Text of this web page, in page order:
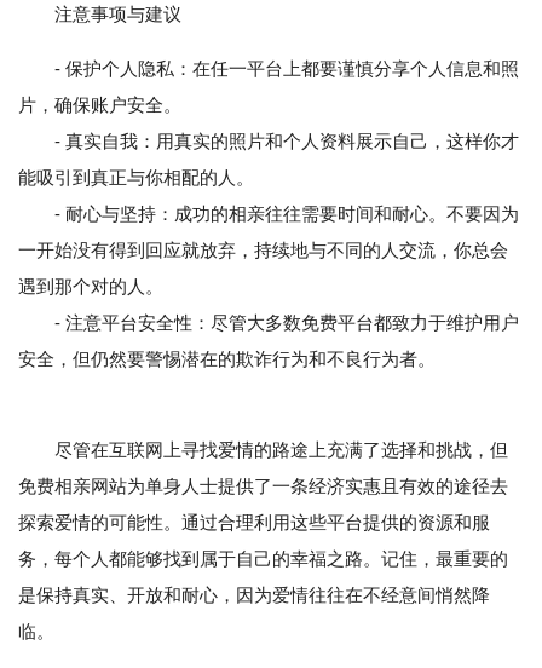
注意事项与建议
- 保护个人隐私：在任一平台上都要谨慎分享个人信息和照
片，确保账户安全。
- 真实自我：用真实的照片和个人资料展示自己，这样你才
能吸引到真正与你相配的人。
- 耐心与坚持：成功的相亲往往需要时间和耐心。不要因为
一开始没有得到回应就放弃，持续地与不同的人交流，你总会
遇到那个对的人。
- 注意平台安全性：尽管大多数免费平台都致力于维护用户
安全，但仍然要警惕潜在的欺诈行为和不良行为者。
尽管在互联网上寻找爱情的路途上充满了选择和挑战，但
免费相亲网站为单身人士提供了一条经济实惠且有效的途径去
探索爱情的可能性。通过合理利用这些平台提供的资源和服
务，每个人都能够找到属于自己的幸福之路。记住，最重要的
是保持真实、开放和耐心，因为爱情往往在不经意间悄然降
临。